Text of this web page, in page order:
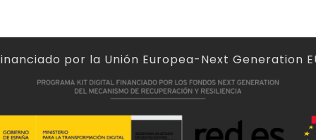
por tus consejos y
apoyo Antonio.
Abogado muy
recomendable!!!!
por la Unión Europea-Next Generation